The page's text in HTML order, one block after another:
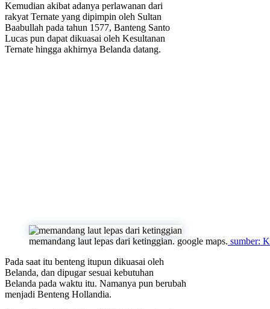
Kemudian akibat adanya perlawanan dari
rakyat Ternate yang dipimpin oleh Sultan
Baabullah pada tahun 1577, Banteng Santo
Lucas pun dapat dikuasai oleh Kesultanan
Ternate hingga akhirnya Belanda datang.
memandang laut lepas dari ketinggian. google maps. sumber:
Pada saat itu benteng itupun dikuasai oleh
Belanda, dan dipugar sesuai kebutuhan
Belanda pada waktu itu. Namanya pun berubah
menjadi Benteng Hollandia.